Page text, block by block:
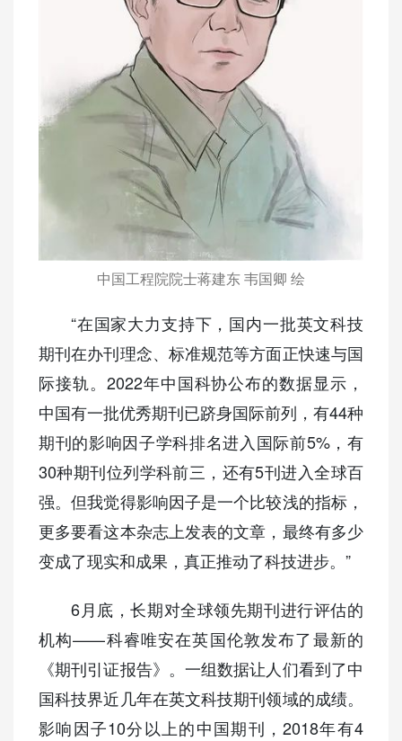
中国工程院院士蒋建东 韦国卿 绘
“在国家大力支持下，国内一批英文科技
期刊在办刊理念、标准规范等方面正快速与国
际接轨。2022年中国科协公布的数据显示，
中国有一批优秀期刊已跻身国际前列，有44种
期刊的影响因子学科排名进入国际前5%，有
30种期刊位列学科前三，还有5刊进入全球百
强。但我觉得影响因子是一个比较浅的指标，
更多要看这本杂志上发表的文章，最终有多少
变成了现实和成果，真正推动了科技进步。”
6月底，长期对全球领先期刊进行评估的
机构——科睿唯安在英国伦敦发布了最新的
《期刊引证报告》。一组数据让人们看到了中
国科技界近几年在英文科技期刊领域的成绩。
影响因子10分以上的中国期刊，2018年有4